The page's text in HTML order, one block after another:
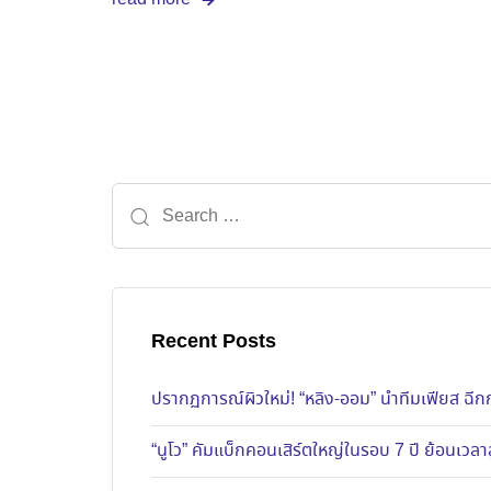
ไหร่ เห็นอย่างงี้แล้วก็น่าจะเอาเสื้อ “วัยรุ่นพลังใบ” ไปเผยแพร่ใ
ครั้งนี้ จึงอาจสะท้อนให้เห็นถึงทิศทางของช่อง 3 ที่ปรับเปลี่ยน
ความหลากหลาย . และแม้ซีรีส์ยังไม่ออนแอร์ บัตรแฟนมีต “
เคยเกิดขึ้นกับวงการซีรีส์วายไทยมาแล้ว … เรื่องย่อ “ใจซ่อน
ฟ้าลดา (รับบทโดย หลิงหลิง คอง) ทายาทของโรงพยาบาลเอก
ด้านผิวหนังกลับมาในสภาพบอบช้ำที่ถูกคนรักทิ้งไป ก็มุ่งมั่นทำ
ความสวยและฐานะหน้าที่การงานของลดา ทำให้มีคนมากมาย
มิถุนายนนี้ เวลา 22:00 น.)
Recent Posts
ปรากฏการณ์ผิวใหม่! “หลิง-ออม” นำทีมเฟียส ฉี
“นูโว” คัมแบ็กคอนเสิร์ตใหญ่ในรอบ 7 ปี ย้อนเว